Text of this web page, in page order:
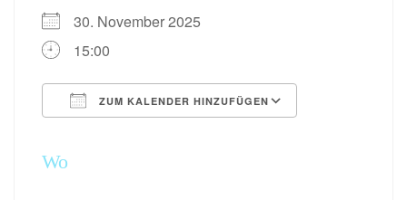
30. November 2025
15:00
ZUM KALENDER HINZUFÜGEN
Wo